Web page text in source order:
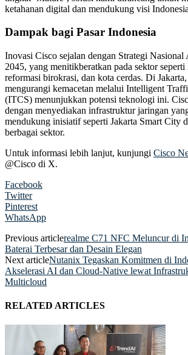
ketahanan digital dan mendukung visi
Dampak bagi Pasar Indonesia
Inovasi Cisco sejalan dengan Strategi
2045, yang menitikberatkan pada sektor seperti
reformasi birokrasi, dan kota cerdas. Di
mengurangi kemacetan melalui Intelligent
(ITCS) menunjukkan potensi teknologi ini.
dengan menyediakan infrastruktur jaringan
mendukung inisiatif seperti Jakarta Smart City
berbagai sektor.
Untuk informasi lebih lanjut, kunjungi Cisco
@Cisco di X.
Facebook
Twitter
Pinterest
WhatsApp
Previous articlerealme C71 NFC Meluncur di
Baterai Terbesar dan Desain Elegan
Next articleNutanix Tegaskan Komitmen di
Akselerasi AI dan Cloud-Native lewat
Multicloud
RELATED ARTICLES